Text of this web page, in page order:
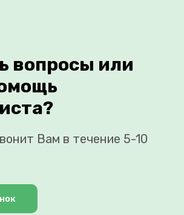
вопросы или
Вам в течение 5-10